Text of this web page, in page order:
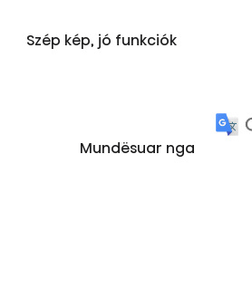
Szép kép, jó funkciók
Mundësuar nga